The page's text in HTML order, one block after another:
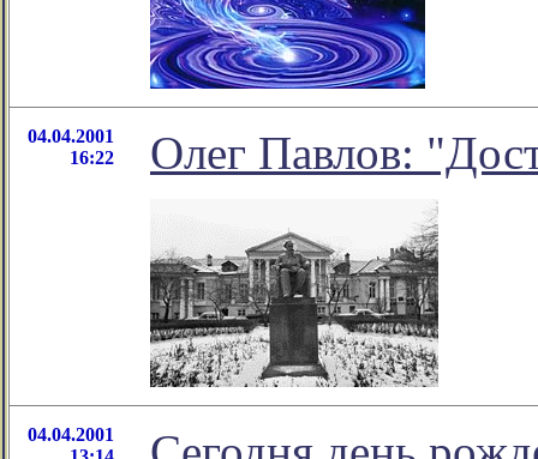
04.04.2001
16:22
Олег Павлов:
04.04.2001